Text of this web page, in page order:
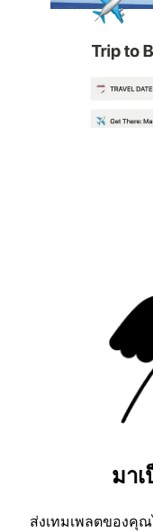
มา
ส่งเทมเพลตของคุ